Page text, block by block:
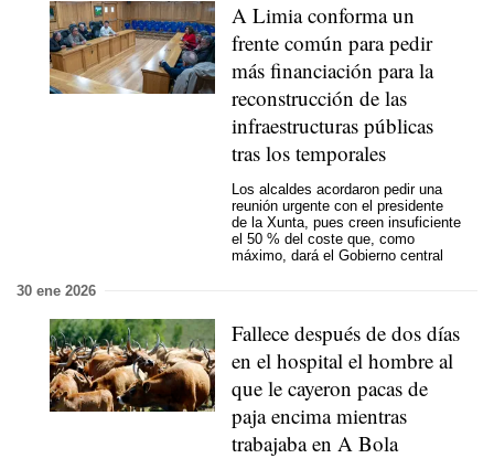
A Limia conforma un
frente común para pedir
más financiación para la
reconstrucción de las
infraestructuras públicas
tras los temporales
Los alcaldes acordaron pedir una
reunión urgente con el presidente
de la Xunta, pues creen insuficiente
el 50 % del coste que, como
máximo, dará el Gobierno central
30 ene 2026
Fallece después de dos días
en el hospital el hombre al
que le cayeron pacas de
paja encima mientras
trabajaba en A Bola